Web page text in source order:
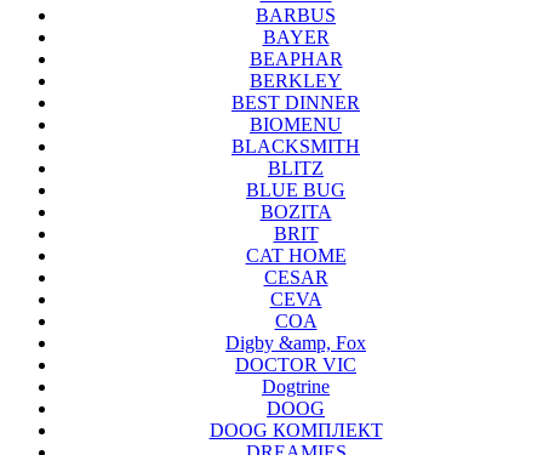
BARBUS
BAYER
BEAPHAR
BERKLEY
BEST DINNER
BIOMENU
BLACKSMITH
BLITZ
BLUE BUG
BOZITA
BRIT
CAT HOME
CESAR
CEVA
COA
Digby &amp, Fox
DOCTOR VIC
Dogtrine
DOOG
DOOG КОМПЛЕКТ